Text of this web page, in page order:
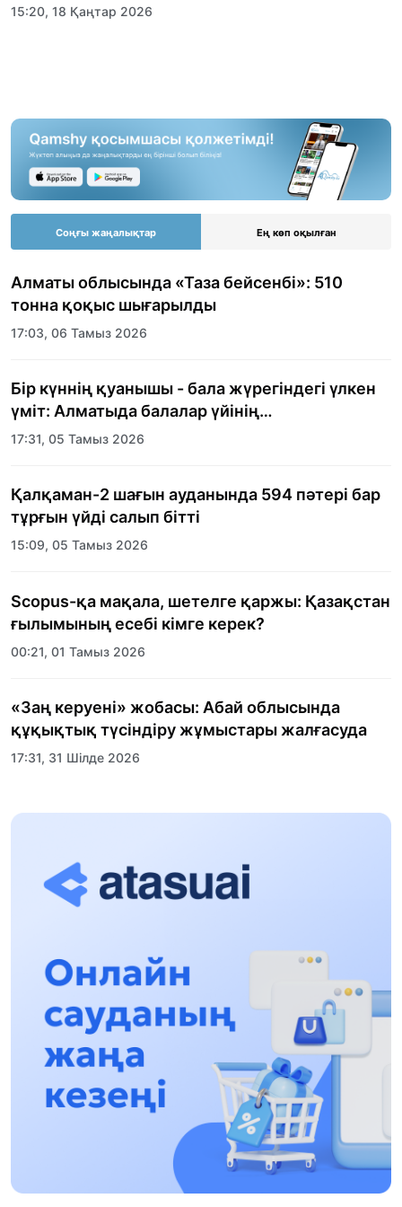
15:20, 18 Қаңтар 2026
Соңғы жаңалықтар Ең көп оқылған
Алматы облысында «Таза бейсенбі»: 510
тонна қоқыс шығарылды
17:03, 06 Тамыз 2026
Бір күннің қуанышы - бала жүрегіндегі үлкен
үміт: Алматыда балалар үйінің
тәрбиеленушілеріне мерекелік күн
17:31, 05 Тамыз 2026
Қалқаман-2 шағын ауданында 594 пәтері бар
тұрғын үйді салып бітті
15:09, 05 Тамыз 2026
Scopus-қа мақала, шетелге қаржы: Қазақстан
ғылымының есебі кімге керек?
00:21, 01 Тамыз 2026
«Заң керуені» жобасы: Абай облысында
құқықтық түсіндіру жұмыстары жалғасуда
17:31, 31 Шілде 2026
Халықаралық «Формула-1 H2O» жарысын
13:13, 30 Шілде 2026
12:01, 28 Шілде 2026
Абзал Достияр: Думан Мұхаметкәрімді
Алматы түрмесіне ауыстыруы мүмкін
16:15, 27 Шілде 2026
Өскенбай Құлатайұлы: Руханиятқа қызмет
17:46, 26 Шілде 2026